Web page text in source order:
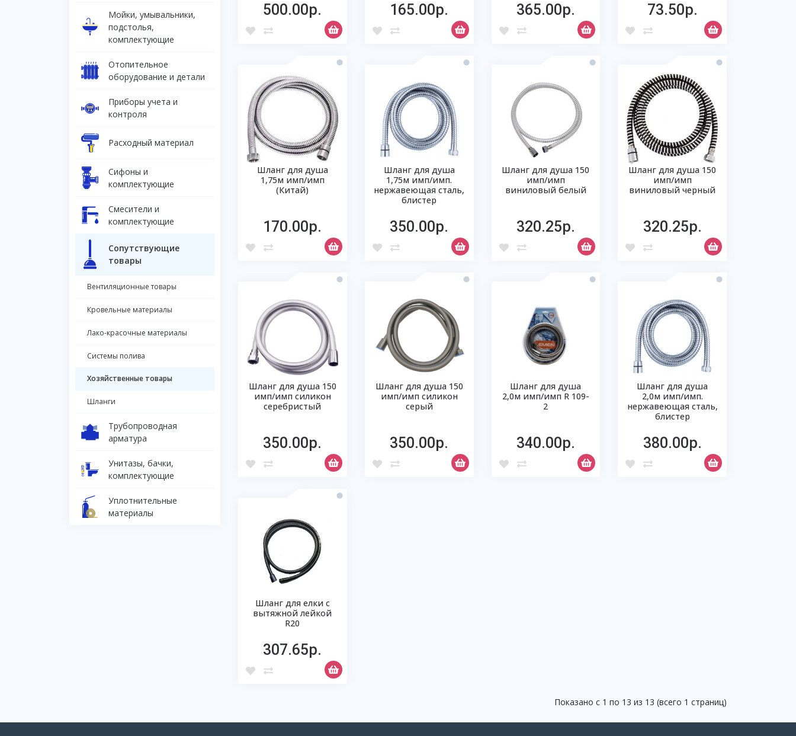
Мойки, умывальники,
подстолья,
комплектующие
Отопительное
оборудование и детали
Приборы учета и
контроля
Расходный материал
Сифоны и
комплектующие
Смесители и
комплектующие
Сопутствующие
товары
Вентиляционные товары
Кровельные материалы
Лако-красочные материалы
Системы полива
Хозяйственные товары
Шланги
Трубопроводная
арматура
Унитазы, бачки,
комплектующие
Уплотнительные
материалы
500.00р. 165.00р. 365.00р. 73.50р.
Шланг для душа
1,75м имп/имп
(Китай)
170.00р.
Шланг для душа
1,75м имп/имп.
нержавеющая сталь,
блистер
350.00р.
Шланг для душа 150
имп/имп
виниловый белый
320.25р.
Шланг для душа 150
имп/имп
виниловый черный
320.25р.
Шланг для душа 150
имп/имп силикон
серебристый
350.00р.
Шланг для душа 150
имп/имп силикон
серый
350.00р.
Шланг для душа
2,0м имп/имп R 109-
2
340.00р.
Шланг для душа
2,0м имп/имп.
нержавеющая сталь,
блистер
380.00р.
Шланг для елки с
вытяжной лейкой
R20
307.65р.
Показано с 1 по 13 из 13 (всего 1 страниц)